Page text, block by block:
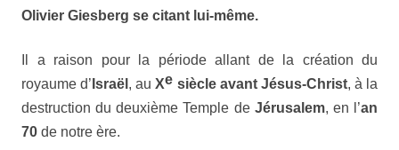
Olivier Giesberg se citant lui-même.
Il a raison pour la période allant de la création du
royaume d’ Israël , auXe siècle avant Jésus-Christ, à la
destruction du deuxième Temple de Jérusalem, en l’an
70 de notre ère.